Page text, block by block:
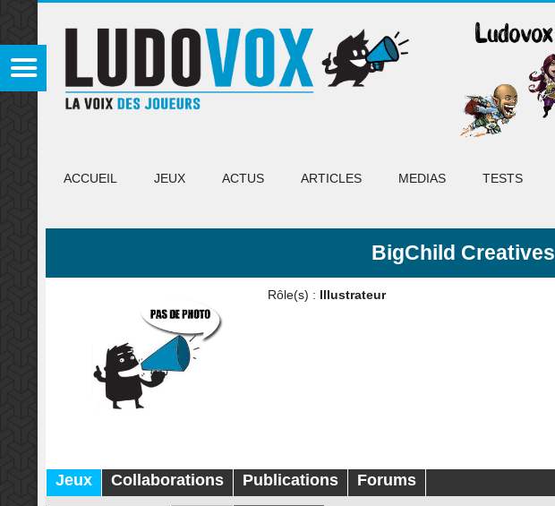
ACCUEIL JEUX ACTUS ARTICLES MEDIAS TESTS
BigChild Creatives
Rôle(s) : Illustrateur
Jeux Collaborations Publications Forums